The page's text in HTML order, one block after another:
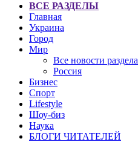
ВСЕ РАЗДЕЛЫ
Главная
Украина
Город
Мир
Все новости раздела
Россия
Бизнес
Спорт
Lifestyle
Шоу-биз
Наука
БЛОГИ ЧИТАТЕЛЕЙ